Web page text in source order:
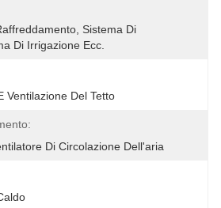
Sistema Di
Di Irrigazione Ecc.
Ventilazione Del Tetto
Di Circolazione Dell'aria